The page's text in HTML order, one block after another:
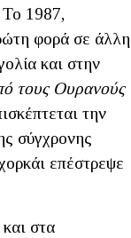
1987,
φορά σε άλλη
και στην
τους Ουρανούς
την
σύγχρονης
επέστρεψε
στα